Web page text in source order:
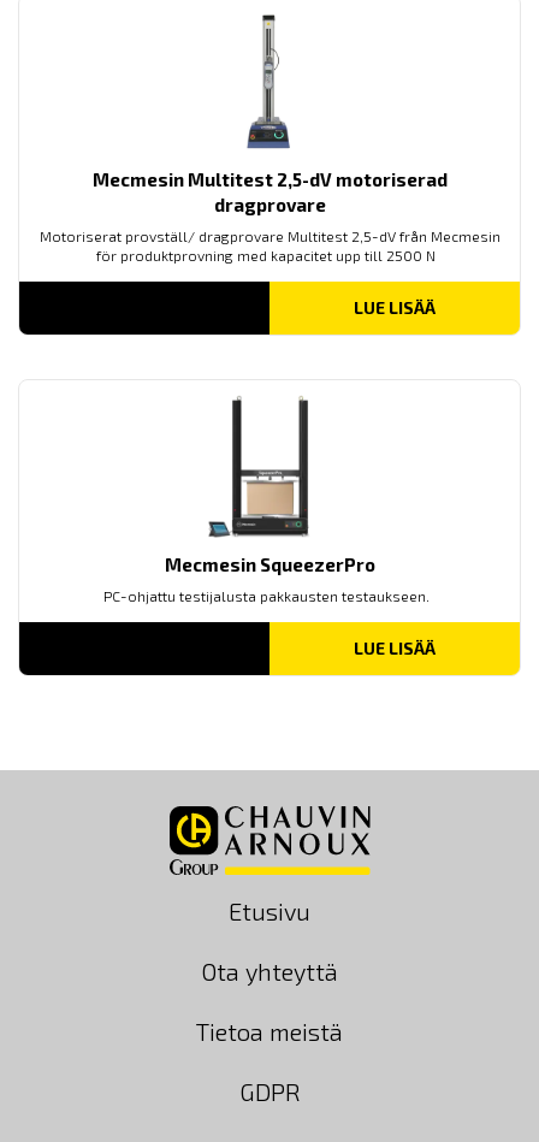
Mecmesin Multitest 2,5-dV motoriserad
dragprovare
Motoriserat provställ/ dragprovare Multitest 2,5-dV från Mecmesin
för produktprovning med kapacitet upp till 2500 N
LUE LISÄÄ
Mecmesin SqueezerPro
PC-ohjattu testijalusta pakkausten testaukseen.
LUE LISÄÄ
Etusivu
Ota yhteyttä
Tietoa meistä
GDPR